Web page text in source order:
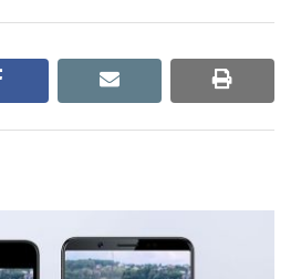
facebook email print